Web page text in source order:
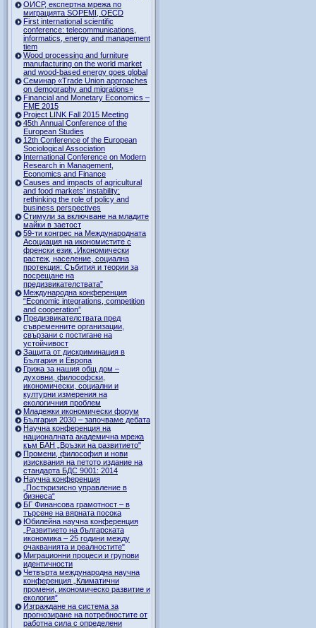
ОИСР, експертна мрежа по
миграцията SOPEMI, OECD
First international scientific
conference: telecommunications,
informatics, energy and management
tiem
Wood processing and furniture
manufacturing on the world market
and wood-based energy goes global
Семинар «Trade Union approaches
on demography and migrations»
Financial and Monetary Economics –
FME 2015
Project LINK Fall 2015 Meeting
45th Annual Conference of the
European Studies
12th Conference of the European
Sociological Association
International Conference on Modern
Research in Management,
Economics and Finance
Causes and impacts of agricultural
and food markets’ instability:
rethinking the role of policy and
business perspectives
Стимули за включване на младите
майки в заетост
59-ти конгрес на Международната
Асоциация на икономистите с
френски език „Икономически
растеж, население, социална
протекция: Събития и теории за
посрещане на
предизвикателствата”
Международна конференция
“Economic integrations, competition
and cooperation”
Предизвикателствата пред
съвременните организации,
свързани с постигане на
устойчивост
Защита от дискриминация в
България и Европа
Грижа за нашия общ дом –
духовни, философски,
икономически, социални и
културни измерения на
екологичния проблем
Младежки икономически форум
България 2030 – започваме дебата
Научна конференция на
националната академична мрежа
към БАН „Връзки на развитието"
Промени, философия и нови
изисквания на петото издание на
стандарта БДС 9001: 2014
Научна конференция
„Посткризисно управление в
бизнеса“
БГ Финансова грамотност – в
търсене на вярната посока
Юбилейна научна конференция
„Развитието на българската
икономика – 25 години между
очакванията и реалностите"
Миграционни процеси и групови
идентичности
Четвърта международна научна
конференция „Климатични
промени, икономическо развитие и
екология”
Изграждане на система за
прогнозиране на потребностите от
работна сила с определени